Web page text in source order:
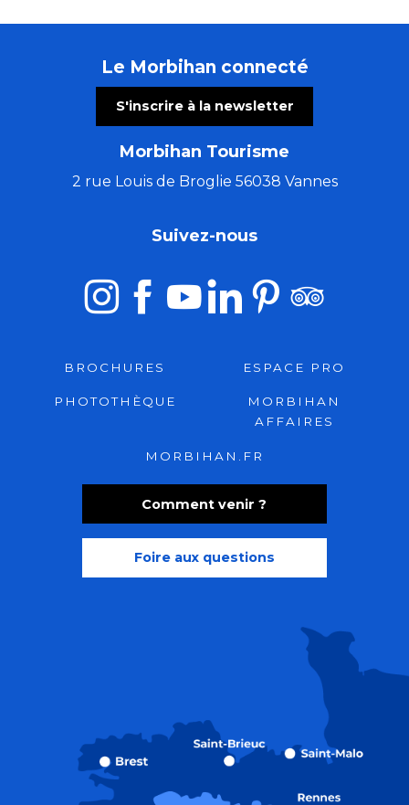
Stage de Danse de la Compagnie Isabelle Payet
Les Ateliers bois de l'été (8 à 16 ans)
Concert musique baroque : rossignol en amour
La Côte Sauvage : un paysage et une biodiversité à
Stage de tapisserie en ameublement
Les Ateliers bois de l'été (5 à 7 ans)
El Locutorio itinerante - Chanson franco-latine
Le Morbihan connecté
S'inscrire à la newsletter
Morbihan Tourisme
2 rue Louis de Broglie 56038 Vannes
Comment venir ?
Foire aux questions
Suivez-nous
BROCHURES ESPACE PRO
PHOTOTHÈQUE
MORBIHAN
AFFAIRES
MORBIHAN.FR